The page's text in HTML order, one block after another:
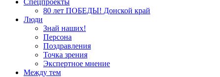
Спецпроекты
80 лет ПОБЕДЫ! Донской край
Люди
Знай наших!
Персона
Поздравления
Точка зрения
Экспертное мнение
Между тем